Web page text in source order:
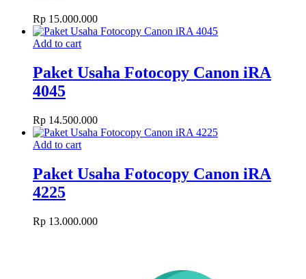
Rp 15.000.000
Add to cart
Paket Usaha Fotocopy Canon iRA
4045
Rp 14.500.000
Add to cart
Paket Usaha Fotocopy Canon iRA
4225
Rp 13.000.000